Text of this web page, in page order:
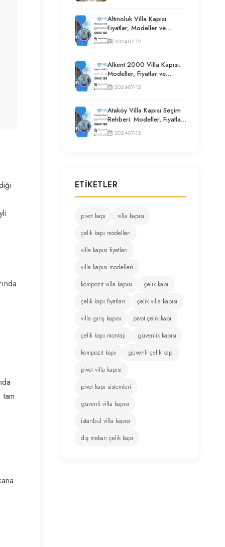
Altınoluk Villa Kapısı:
Fiyatlar, Modeller ve
Uzman Seçim Rehberi
2024-07-12
Alkent 2000 Villa Kapısı:
Modeller, Fiyatlar ve
Uzman Seçim Rehberi
2024-07-12
Ataköy Villa Kapısı Seçim
Rehberi: Modeller, Fiyatlar
ve Uzman Tavsiyeleri
2024-07-12
ETIKETLER
pivot kapı
villa kapısı
çelik kapı modelleri
villa kapısı fiyatları
villa kapısı modelleri
kompozit villa kapısı
çelik kapı
çelik kapı fiyatları
çelik villa kapısı
villa giriş kapısı
pivot çelik kapı
çelik kapı montajı
güvenlik kapısı
kompozit kapı
güvenli çelik kapı
pivot villa kapısı
pivot kapı sistemleri
güvenli villa kapısı
istanbul villa kapısı
dış mekan çelik kapı